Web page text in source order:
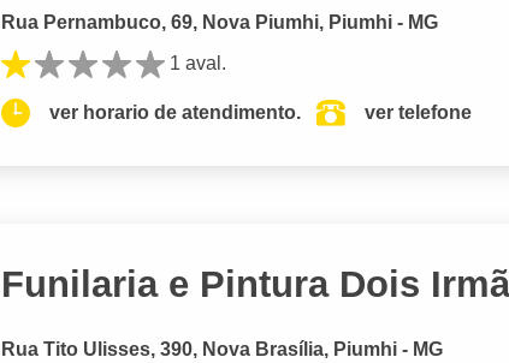
Rua Pernambuco, 69, Nova Piumhi, Piumhi - MG
1 aval.
ver horario de atendimento. ver telefone
Funilaria e Pintura Dois
Rua Tito Ulisses, 390, Nova Brasília, Piumhi - MG